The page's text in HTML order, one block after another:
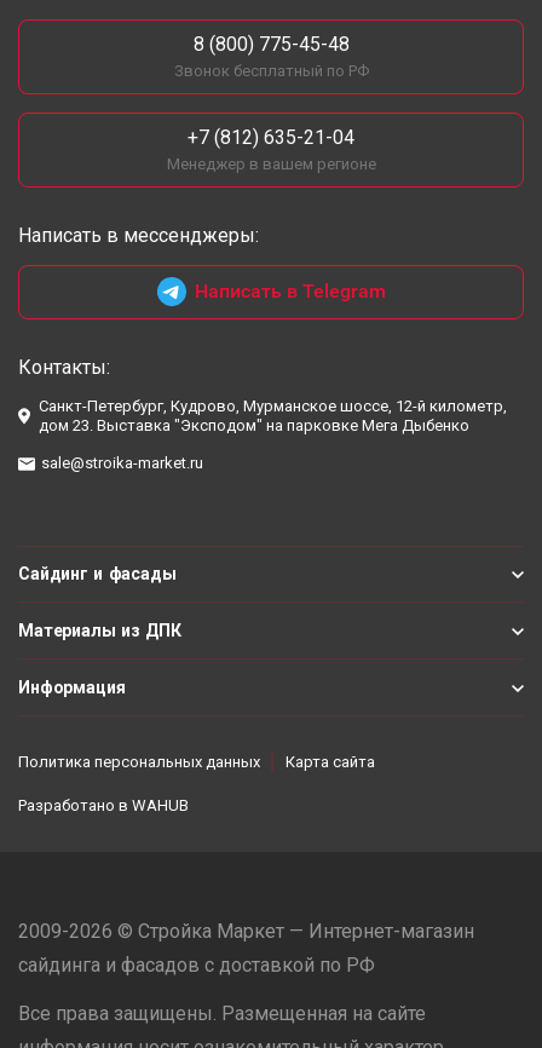
8 (800) 775-45-48
Звонок бесплатный по РФ
+7 (812) 635-21-04
Менеджер в вашем регионе
Написать в мессенджеры:
Написать в Telegram
Контакты:
Санкт-Петербург, Кудрово, Мурманское шоссе, 12-й километр,
дом 23. Выставка "Эксподом" на парковке Мега Дыбенко
sale@stroika-market.ru
Сайдинг и фасады
Материалы из ДПК
Информация
Политика персональных данных Карта сайта
Разработано в WAHUB
2009-2026 © Стройка Маркет — Интернет-магазин
сайдинга и фасадов с доставкой по РФ
Все права защищены. Размещенная на сайте